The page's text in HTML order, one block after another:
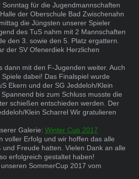
für die Jugendmannschaften
der Oberschule Bad Zwischenahn
die Jüngsten unserer Spieler
des TuS nahm mit 2 Mannschaften
den 3. sowie den 5. Platz ergattern.
der SV Ofenerdiek Herzlichen
dann mit den F-Jugenden weiter. Auch
dabei! Das Finalspiel wurde
Ekern und der SG Jeddeloh/Klein
bis zum Schluss musste die
schießen entschieden werden. Der
Klein Scharrel Wir gratulieren
Galerie: Winter Cup 2017
voller Erfolg und wir hoffen das alle
und Freude hatten. Vielen Dank an alle
erfolgreich gestaltet haben!
SommerCup 2017 vom